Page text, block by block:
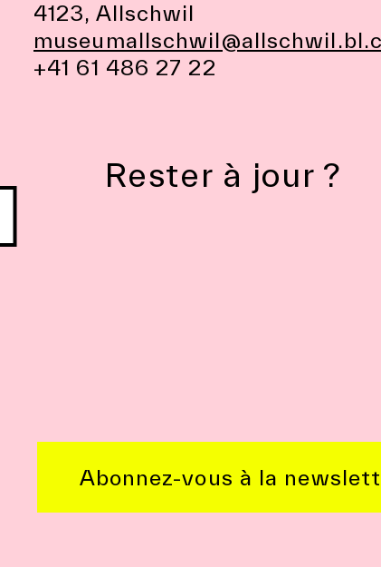
4123, Allschwil
+41 61 486 27 22
Rester à jour ?
Abonnez-vous à la